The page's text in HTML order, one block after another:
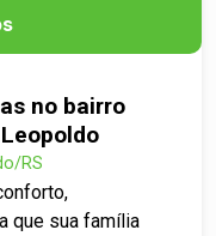
no bairro
RS
que sua família